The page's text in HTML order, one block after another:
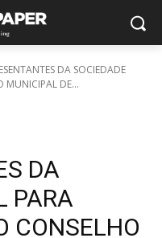
DA SOCIEDADE
MUNICIPAL DE...
DA
PARA
CONSELHO